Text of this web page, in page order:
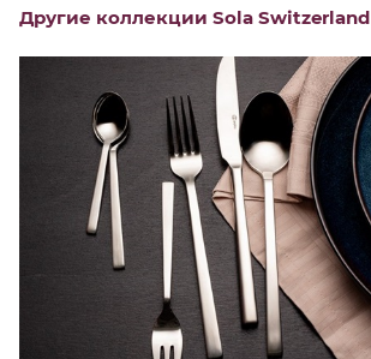
Другие коллекции Sola Switzerland